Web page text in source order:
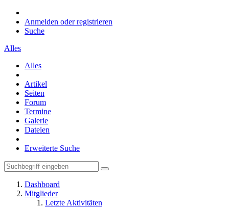
Anmelden oder registrieren
Suche
Alles
Alles
Artikel
Seiten
Forum
Termine
Galerie
Dateien
Erweiterte Suche
Dashboard
Mitglieder
Letzte Aktivitäten